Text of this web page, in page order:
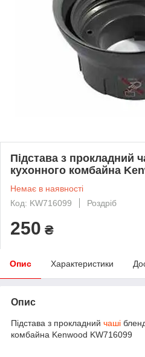
Підстава з прокладний
кухонного комбайна
Немає в наявності
Код: KW716099
Роздріб
250 ₴
Опис Характеристики
Опис
Підстава з прокладний чаші
комбайна Kenwood KW716099